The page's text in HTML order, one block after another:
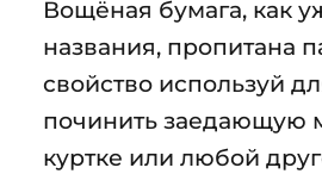
Вощёная бумага, как
названия, пропитана
свойство используй
починить заедающую
куртке или любой